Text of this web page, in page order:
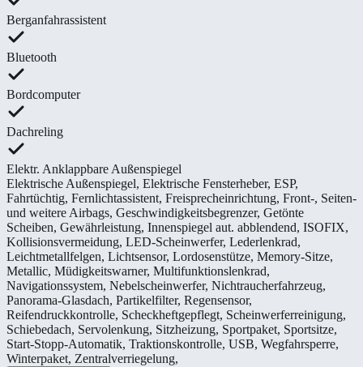
Berganfahrassistent
Bluetooth
Bordcomputer
Dachreling
Elektr. Anklappbare Außenspiegel
Elektrische Außenspiegel, Elektrische Fensterheber, ESP,
Fahrtüchtig, Fernlichtassistent, Freisprecheinrichtung, Front-, Seiten-
und weitere Airbags, Geschwindigkeitsbegrenzer, Getönte
Scheiben, Gewährleistung, Innenspiegel aut. abblendend, ISOFIX,
Kollisionsvermeidung, LED-Scheinwerfer, Lederlenkrad,
Leichtmetallfelgen, Lichtsensor, Lordosenstütze, Memory-Sitze,
Metallic, Müdigkeitswarner, Multifunktionslenkrad,
Navigationssystem, Nebelscheinwerfer, Nichtraucherfahrzeug,
Panorama-Glasdach, Partikelfilter, Regensensor,
Reifendruckkontrolle, Scheckheftgepflegt, Scheinwerferreinigung,
Schiebedach, Servolenkung, Sitzheizung, Sportpaket, Sportsitze,
Start-Stopp-Automatik, Traktionskontrolle, USB, Wegfahrsperre,
Winterpaket, Zentralverriegelung,